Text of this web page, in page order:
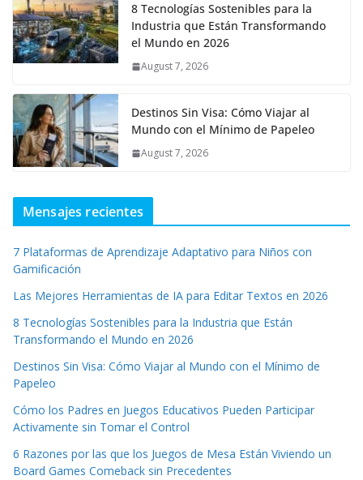
8 Tecnologías Sostenibles para la
Industria que Están Transformando
el Mundo en 2026
August 7, 2026
Destinos Sin Visa: Cómo Viajar al
Mundo con el Mínimo de Papeleo
August 7, 2026
Mensajes recientes
7 Plataformas de Aprendizaje Adaptativo para Niños con
Gamificación
Las Mejores Herramientas de IA para Editar Textos en 2026
8 Tecnologías Sostenibles para la Industria que Están
Transformando el Mundo en 2026
Destinos Sin Visa: Cómo Viajar al Mundo con el Mínimo de
Papeleo
Cómo los Padres en Juegos Educativos Pueden Participar
Activamente sin Tomar el Control
6 Razones por las que los Juegos de Mesa Están Viviendo un
Board Games Comeback sin Precedentes